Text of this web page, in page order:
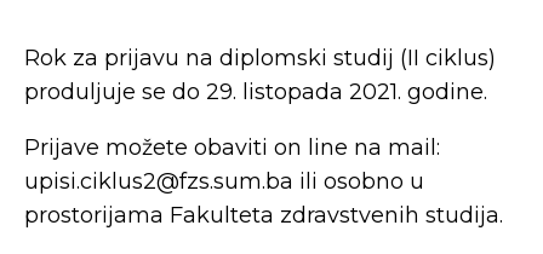
Rok za prijavu na diplomski studij (II ciklus)
produljuje se do 29. listopada 2021. godine.
Prijave možete obaviti on line na mail:
upisi.ciklus2@fzs.sum.ba ili osobno u
prostorijama Fakulteta zdravstvenih studija.